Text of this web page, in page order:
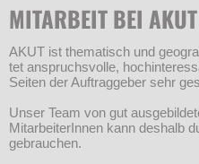
MITARBEIT BEI AKUT
AKUT ist thematisch und
tet anspruchsvolle,
Seiten der Auftraggeber sehr
Unser Team von gut
Mitarbeiter­Innen kann deshalb
gebrauchen.